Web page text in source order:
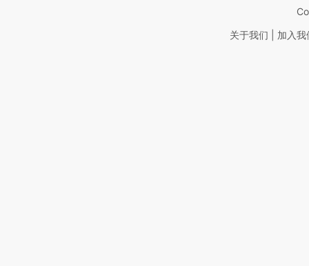
关于我们 加入我